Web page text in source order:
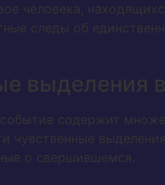
человека,
следы об
выделения
содержит
чувственные
о свершившемся.